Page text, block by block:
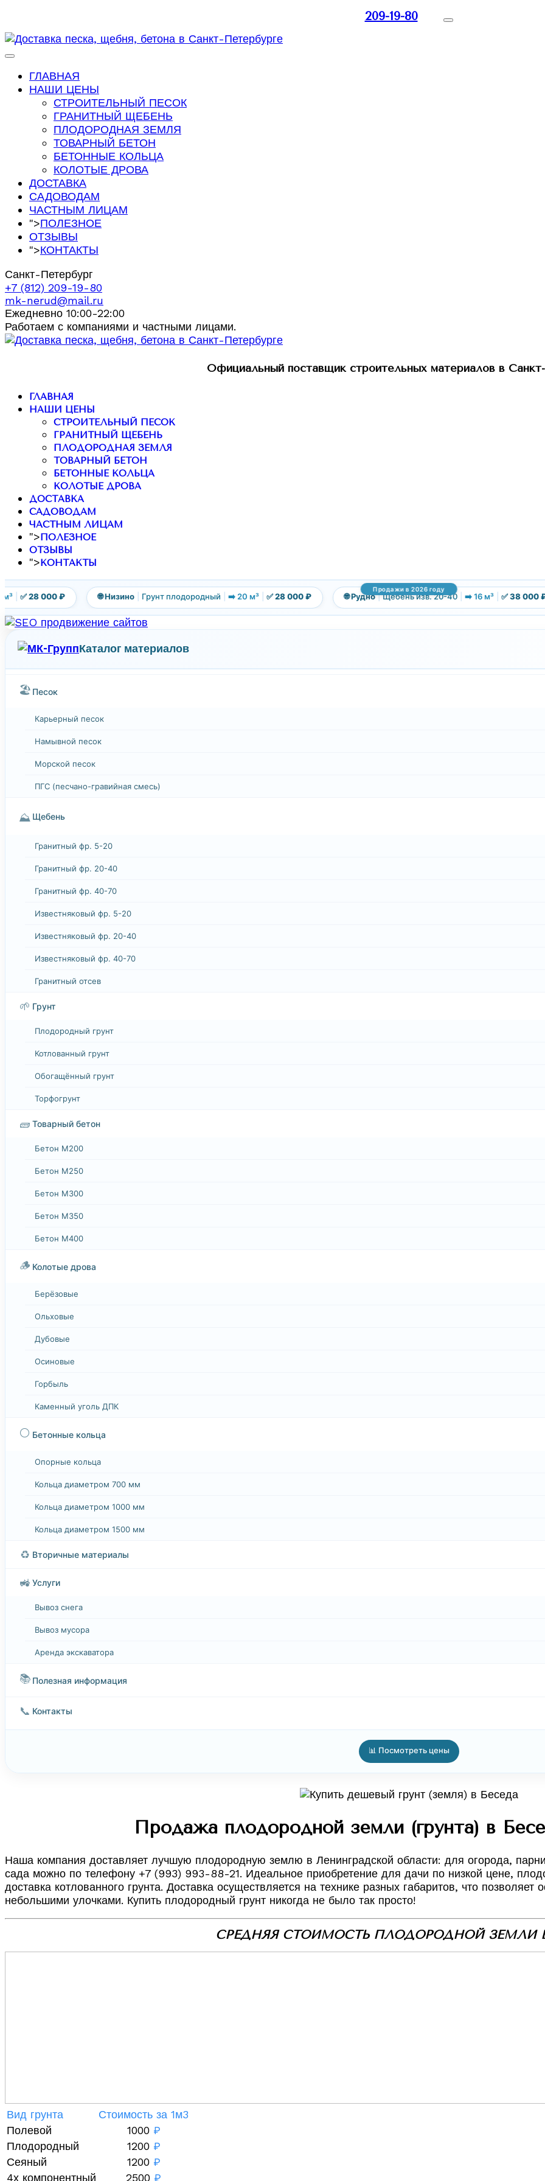
209-19-80
ГЛАВНАЯ
НАШИ ЦЕНЫ
СТРОИТЕЛЬНЫЙ ПЕСОК
ГРАНИТНЫЙ ЩЕБЕНЬ
ПЛОДОРОДНАЯ ЗЕМЛЯ
ТОВАРНЫЙ БЕТОН
БЕТОННЫЕ КОЛЬЦА
КОЛОТЫЕ ДРОВА
ДОСТАВКА
САДОВОДАМ
ЧАСТНЫМ ЛИЦАМ
">ПОЛЕЗНОЕ
ОТЗЫВЫ
">КОНТАКТЫ
Санкт-Петербург
+7 (812) 209-19-80
mk-nerud@mail.ru
Ежедневно 10:00-22:00
Работаем с компаниями и частными лицами.
Официальный поставщик строительных материалов в
ГЛАВНАЯ
НАШИ ЦЕНЫ
СТРОИТЕЛЬНЫЙ ПЕСОК
ГРАНИТНЫЙ ЩЕБЕНЬ
ПЛОДОРОДНАЯ ЗЕМЛЯ
ТОВАРНЫЙ БЕТОН
БЕТОННЫЕ КОЛЬЦА
КОЛОТЫЕ ДРОВА
ДОСТАВКА
САДОВОДАМ
ЧАСТНЫМ ЛИЦАМ
">ПОЛЕЗНОЕ
ОТЗЫВЫ
">КОНТАКТЫ
Продажи в 2026 году
| ✅ 28 000 ₽ 🌐 Низино | Грунт плодородный | ➡️ 20 м³ | ✅ 28 000 ₽ 🌐 Рудно | Щебень изв. 20-40 | ➡️ 16 м³ | ✅ 38 000 ₽
Каталог материалов
🏖️ Песок
Карьерный песок
Намывной песок
Морской песок
ПГС (песчано-гравийная смесь)
⛰️ Щебень
Гранитный фр. 5-20
Гранитный фр. 20-40
Гранитный фр. 40-70
Известняковый фр. 5-20
Известняковый фр. 20-40
Известняковый фр. 40-70
Гранитный отсев
🌱 Грунт
Плодородный грунт
Котлованный грунт
Обогащённый грунт
Торфогрунт
🧱 Товарный бетон
Бетон М200
Бетон М250
Бетон М300
Бетон М350
Бетон М400
🪵 Колотые дрова
Берёзовые
Ольховые
Дубовые
Осиновые
Горбыль
Каменный уголь ДПК
⚪ Бетонные кольца
Опорные кольца
Кольца диаметром 700 мм
Кольца диаметром 1000 мм
Кольца диаметром 1500 мм
♻️ Вторичные материалы
🚜 Услуги
Вывоз снега
Вывоз мусора
Аренда экскаватора
📚 Полезная информация
📞 Контакты
📊 Посмотреть цены
Продажа плодородной земли (грунта) в
Наша компания доставляет лучшую плодородную землю в Ленинградской области: для огорода,
сада можно по телефону +7 (993) 993-88-21. Идеальное приобретение для дачи по низкой цене,
доставка котлованного грунта. Доставка осуществляется на технике разных габаритов, что
небольшими улочками. Купить плодородный грунт никогда не было так просто!
СРЕДНЯЯ СТОИМОСТЬ ПЛОДОРОДНОЙ ЗЕМЛИ
Вид грунта
Стоимость за 1м3
Полевой
1000 ₽
Плодородный
1200 ₽
Сеяный
1200 ₽
4х компонентный
2500 ₽